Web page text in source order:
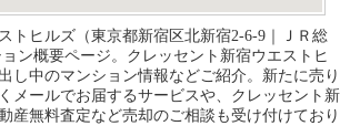
トヒルズ（東京都新宿区北新宿2-6-9｜ＪＲ総
ン概要ページ。クレッセント新宿ウエストヒ
し中のマンション情報などご紹介。新たに売り
メールでお届するサービスや、クレッセント新
産無料査定など売却のご相談も受け付けており